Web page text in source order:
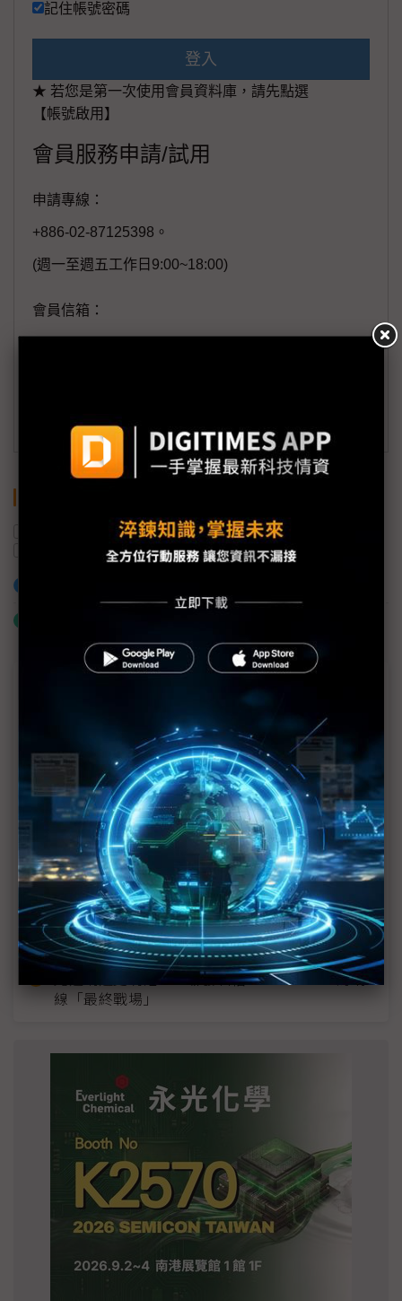
記住帳號密碼
登入
★ 若您是第一次使用會員資料庫，請先點選
【帳號啟用】
會員服務申請/試用
申請專線：
+886-02-87125398。
(週一至週五工作日9:00~18:00)
會員信箱：
訂閱DIGITIMES 行動版
光學元件 GPU
AI
資料中心
MLCC訂單過熱、出貨比創高 村田示警全球AI基
建熱潮將趨緩
2027全年記憶體產能提前售罄 買家「祕而不
宣」只怕買不夠
英特爾EMIB良率達標 聯發科第2代ASIC產品
2028準時量產
SpaceX晶片採購大轉向 Elon Musk捨超微全面
採用NVIDIA
光進銅退更明確？ 聯發科估SerDes 448G為銅
線「最終戰場」